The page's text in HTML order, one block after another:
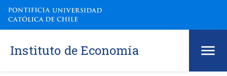
Instituto de Economía